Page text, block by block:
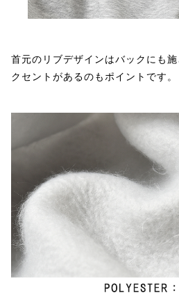
首元のリブデザインはバックにも
クセントがあるのもポイントです。